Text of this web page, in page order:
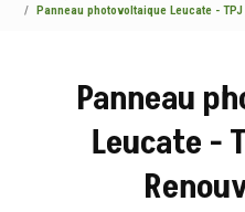
Panneau photovoltaique Leucate -
Panneau
Leucate -